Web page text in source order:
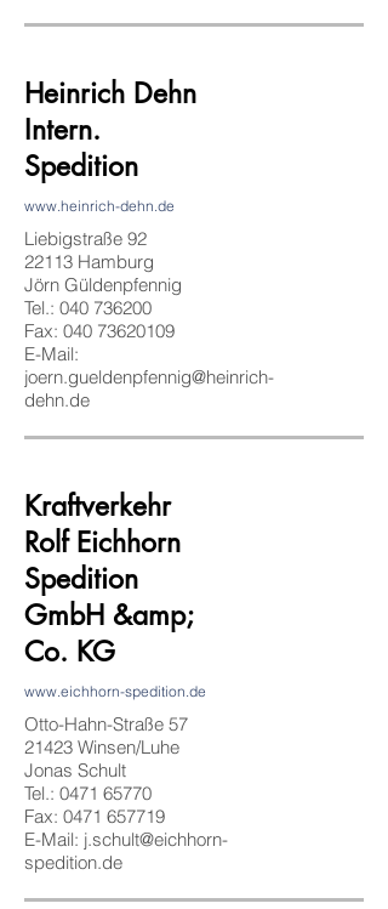
Heinrich Dehn
Intern.
Spedition
www.heinrich-dehn.de
Liebigstraße 92
22113 Hamburg
Jörn Güldenpfennig
Tel.: 040 736200
Fax: 040 73620109
E-Mail:
joern.gueldenpfennig@heinrich-
dehn.de
Kraftverkehr
Rolf Eichhorn
Spedition
GmbH &amp;
Co. KG
www.eichhorn-spedition.de
Otto-Hahn-Straße 57
21423 Winsen/Luhe
Jonas Schult
Tel.: 0471 65770
Fax: 0471 657719
E-Mail: j.schult@eichhorn-
spedition.de